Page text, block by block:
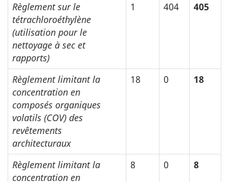
Règlement sur le
tétrachloroéthylène
(utilisation pour le
nettoyage à sec et
rapports)
1 404 405
Règlement limitant la
concentration en
composés organiques
volatils (COV) des
revêtements
architecturaux
18 0 18
Règlement limitant la
concentration en
8 0 8